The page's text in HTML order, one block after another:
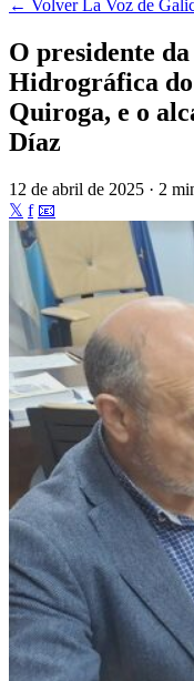
← VolverLa Voz de
O presidente
Hidrográfica
Quiroga, e o
Díaz
12 de abril de 2025 · 2
𝕏 f 📧